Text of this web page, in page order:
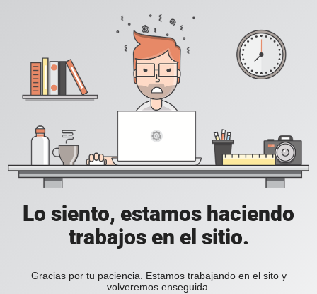
Lo siento, estamos haciendo
trabajos en el sitio.
Gracias por tu paciencia. Estamos trabajando en el sito y
volveremos enseguida.